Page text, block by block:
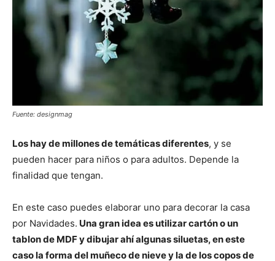
Fuente: designmag
Los hay de millones de temáticas diferentes, y se
pueden hacer para niños o para adultos. Depende la
finalidad que tengan.
En este caso puedes elaborar uno para decorar la casa
por Navidades. Una gran idea es utilizar cartón o un
tablon de MDF y dibujar ahí algunas siluetas, en este
caso la forma del muñeco de nieve y la de los copos de